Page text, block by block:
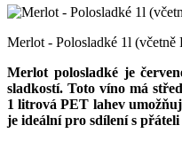
Merlot - Polosladké 1l (včetně
Merlot polosladké je
sladkostí. Toto víno má
1 litrová PET lahev
je ideální pro sdílení s